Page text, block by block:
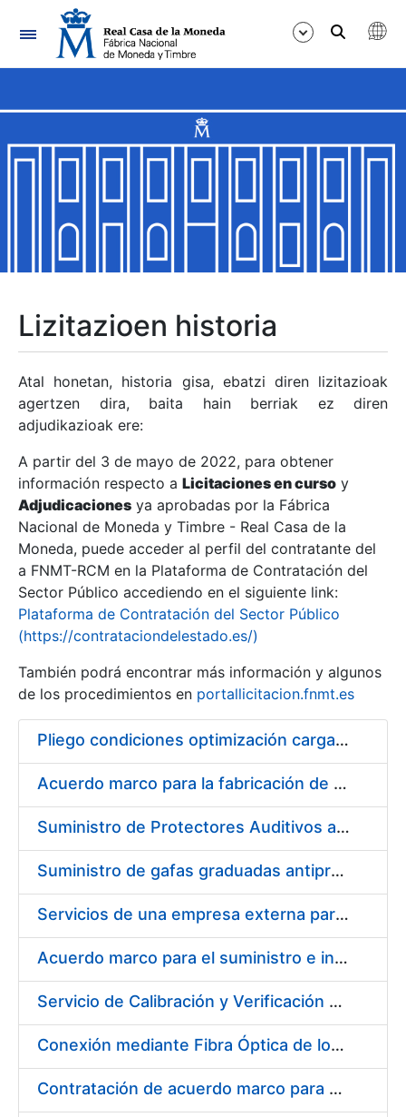
Nabigazioa
Erakutsi/Ezkutatu
Erakutsi/Ezkutatu
Erakutsi/Ezkutatu
Erakutsi/Ezkutatu
Erakutsi/Ezkutatu
Erakutsi/Ezkutatu
Erakutsi/Ezkutatu
Erakutsi/Ezkutatu
Lizitazioen historia
Atal honetan, historia gisa, ebatzi diren lizitazioak
agertzen dira, baita hain berriak ez diren
adjudikazioak ere:
A partir del 3 de mayo de 2022, para obtener
información respecto a Licitaciones en curso y
Adjudicaciones ya aprobadas por la Fábrica
Nacional de Moneda y Timbre - Real Casa de la
Moneda, puede acceder al perfil del contratante del
a FNMT-RCM en la Plataforma de Contratación del
Sector Público accediendo en el siguiente link:
Plataforma de Contratación del Sector Público
(https://contrataciondelestado.es/)
También podrá encontrar más información y algunos
de los procedimientos en portallicitacion.fnmt.es
Pliego condiciones optimización cargas compras firmado
Acuerdo marco para la fabricación de piezas
Suministro de Protectores Auditivos a medida para las personas trabajadoras de los Centros de Trabajo de Madrid y Burgos
Suministro de gafas graduadas antiproyecciones para los trabajadores de la FNMT-RCM en los centros de trabajo de Madrid y Burgos
Servicios de una empresa externa para el asesoramiento y resolución de los recursos de alzada que se presentan relacionados con procesos de selección para la FNMT-RCM
Acuerdo marco para el suministro e instalación de persianas, estores y otros complementos
Servicio de Calibración y Verificación Externa de los Equipos de Medición del Servicio de Prevención de la FNMT-RCM
Conexión mediante Fibra Óptica de los Centros de Proceso de Datos (CPDs) de las sedes de la FNMT-RCM de Burgos y Madrid
Contratación de acuerdo marco para el Suministro de Material de Electricidad para la Fábrica Nacional de Moneda y Timbre-Real Casa de la Moneda en su centro de trabajo de Burgos